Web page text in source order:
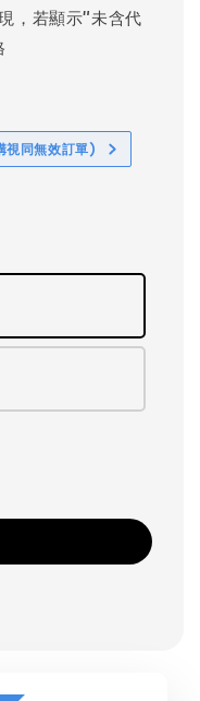
，若顯示"未含代
視同無效訂單)